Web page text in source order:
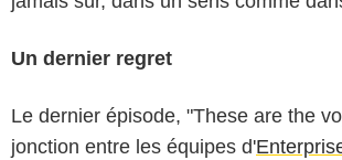
Un dernier regret
Le dernier épisode, "These are the
jonction entre les équipes d'